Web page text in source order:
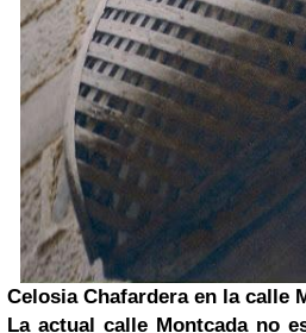
Celosia Chafardera en la calle
La actual calle Montcada no